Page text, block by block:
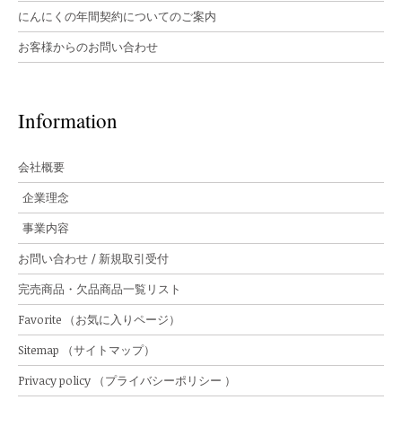
にんにくの年間契約についてのご案内
お客様からのお問い合わせ
Information
会社概要
企業理念
事業内容
お問い合わせ / 新規取引受付
完売商品・欠品商品一覧リスト
Favorite （お気に入りページ）
Sitemap （サイトマップ）
Privacy policy （プライバシーポリシー ）